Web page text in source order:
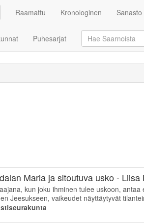
Raamattu Kronologinen Sanasto
Puhesarjat
Maria ja sitoutuva usko - Liisa
kun joku ihminen tulee uskoon,
Jeesukseen, vaikeudet näyttäytyvät